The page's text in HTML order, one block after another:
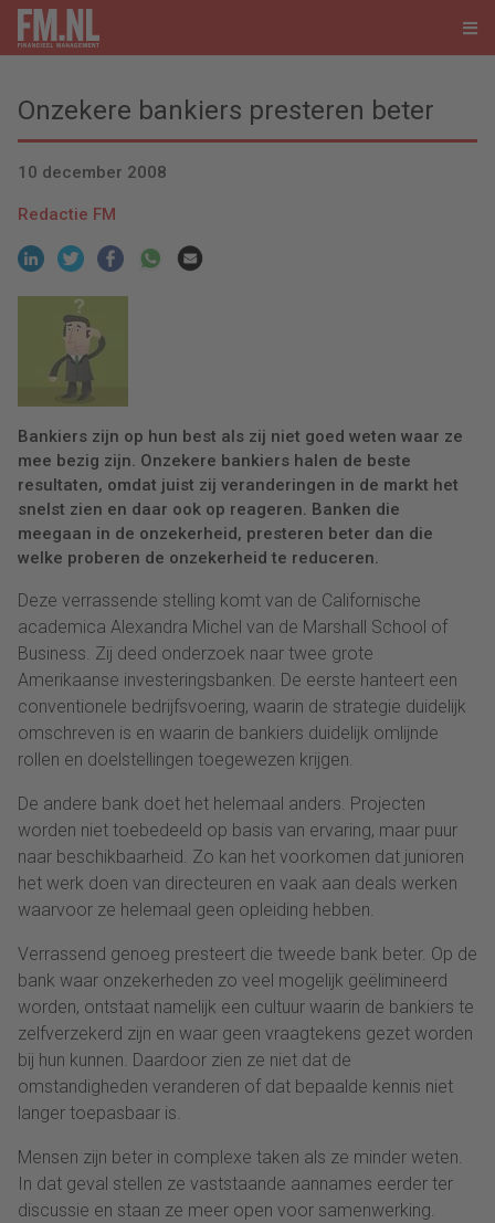
Onzekere bankiers presteren beter
10 december 2008
Redactie FM
Bankiers zijn op hun best als zij niet goed weten waar ze
mee bezig zijn. Onzekere bankiers halen de beste
resultaten, omdat juist zij veranderingen in de markt het
snelst zien en daar ook op reageren. Banken die
meegaan in de onzekerheid, presteren beter dan die
welke proberen de onzekerheid te reduceren.
Deze verrassende stelling komt van de Californische
academica Alexandra Michel van de Marshall School of
Business. Zij deed onderzoek naar twee grote
Amerikaanse investeringsbanken. De eerste hanteert een
conventionele bedrijfsvoering, waarin de strategie duidelijk
omschreven is en waarin de bankiers duidelijk omlijnde
rollen en doelstellingen toegewezen krijgen.
De andere bank doet het helemaal anders. Projecten
worden niet toebedeeld op basis van ervaring, maar puur
naar beschikbaarheid. Zo kan het voorkomen dat junioren
het werk doen van directeuren en vaak aan deals werken
waarvoor ze helemaal geen opleiding hebben.
Verrassend genoeg presteert die tweede bank beter. Op de
bank waar onzekerheden zo veel mogelijk geëlimineerd
worden, ontstaat namelijk een cultuur waarin de bankiers te
zelfverzekerd zijn en waar geen vraagtekens gezet worden
bij hun kunnen. Daardoor zien ze niet dat de
omstandigheden veranderen of dat bepaalde kennis niet
langer toepasbaar is.
Mensen zijn beter in complexe taken als ze minder weten.
In dat geval stellen ze vaststaande aannames eerder ter
discussie en staan ze meer open voor samenwerking.